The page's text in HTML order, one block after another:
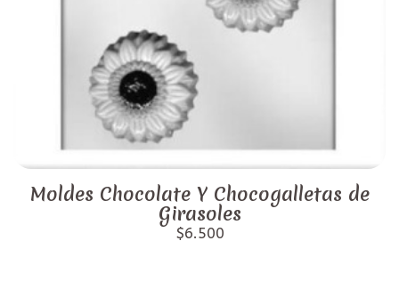
Moldes Chocolate Y Chocogalletas de
Girasoles
$6.500